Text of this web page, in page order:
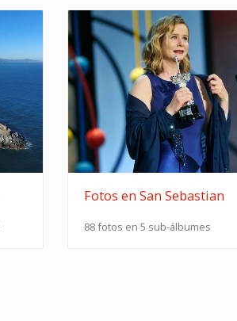
Fotos en San Sebastian
88 fotos en 5 sub-álbumes